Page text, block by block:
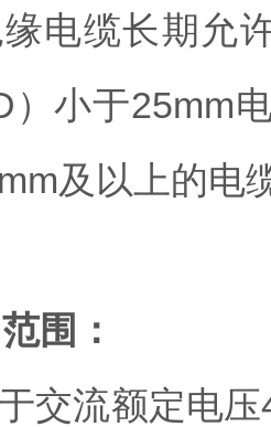
电缆长期允
小于25mm
及以上的电
围：
交流额定电